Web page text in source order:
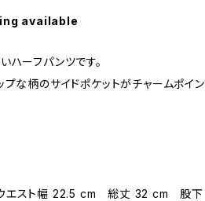
available
ハーフパンツです。
プな柄のサイドポケットがチャームポイン
】ウエスト幅 22.5 cm 総丈 32 cm 股下